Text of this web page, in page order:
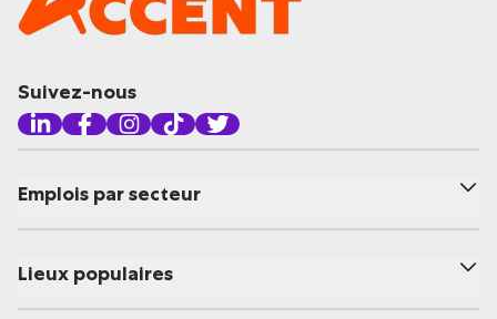
Suivez-nous
Emplois par secteur
Lieux populaires